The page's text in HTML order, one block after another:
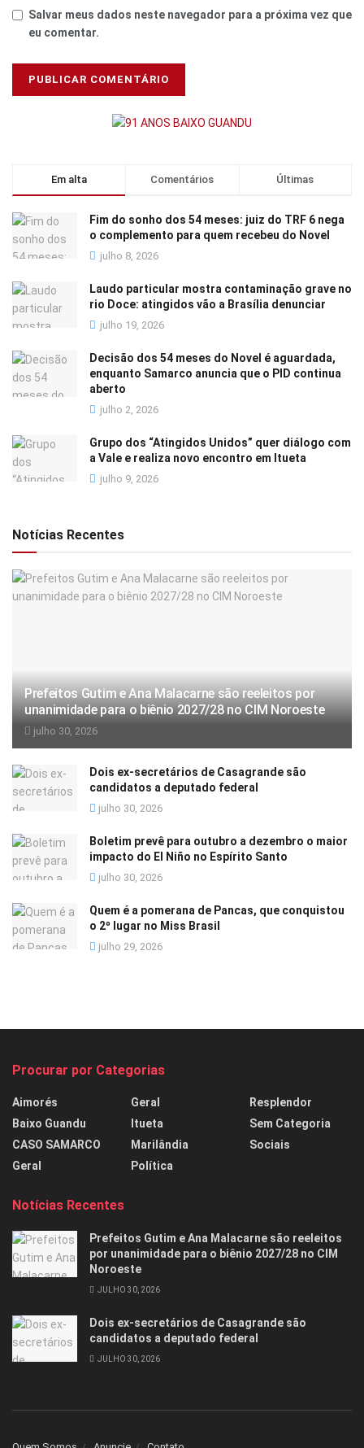
Salvar meus dados neste navegador para a próxima vez que
eu comentar.
Em alta Comentários Últimas
Fim do sonho dos 54 meses: juiz do TRF 6 nega
o complemento para quem recebeu do Novel
julho 8, 2026
Laudo particular mostra contaminação grave no
rio Doce: atingidos vão a Brasília denunciar
julho 19, 2026
Decisão dos 54 meses do Novel é aguardada,
enquanto Samarco anuncia que o PID continua
aberto
julho 2, 2026
Grupo dos “Atingidos Unidos” quer diálogo com
a Vale e realiza novo encontro em Itueta
julho 9, 2026
Notícias Recentes
Prefeitos Gutim e Ana Malacarne são reeleitos por
unanimidade para o biênio 2027/28 no CIM Noroeste
julho 30, 2026
Dois ex-secretários de Casagrande são
candidatos a deputado federal
julho 30, 2026
Boletim prevê para outubro a dezembro o maior
impacto do El Niño no Espírito Santo
julho 30, 2026
Quem é a pomerana de Pancas, que conquistou
o 2º lugar no Miss Brasil
julho 29, 2026
Procurar por Categorias
Aimorés
Baixo Guandu
CASO SAMARCO
Geral
Geral
Itueta
Marilândia
Política
Resplendor
Sem Categoria
Sociais
Notícias Recentes
Prefeitos Gutim e Ana Malacarne são reeleitos
por unanimidade para o biênio 2027/28 no CIM
Noroeste
JULHO 30, 2026
Dois ex-secretários de Casagrande são
candidatos a deputado federal
JULHO 30, 2026